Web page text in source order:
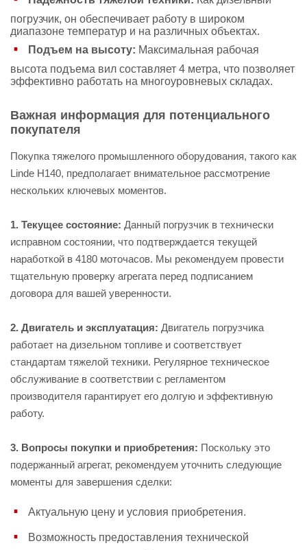
погрузчик, он обеспечивает работу в широком
диапазоне температур и на различных объектах.
Подъем на высоту: Максимальная рабочая
высота подъема вил составляет 4 метра, что позволяет
эффективно работать на многоуровневых складах.
Важная информация для потенциального
покупателя
Покупка тяжелого промышленного оборудования, такого как
Linde H140, предполагает внимательное рассмотрение
нескольких ключевых моментов.
1. Текущее состояние: Данный погрузчик в технически
исправном состоянии, что подтверждается текущей
наработкой в 4180 моточасов. Мы рекомендуем провести
тщательную проверку агрегата перед подписанием
договора для вашей уверенности.
2. Двигатель и эксплуатация: Двигатель погрузчика
работает на дизельном топливе и соответствует
стандартам тяжелой техники. Регулярное техническое
обслуживание в соответствии с регламентом
производителя гарантирует его долгую и эффективную
работу.
3. Вопросы покупки и приобретения: Поскольку это
подержанный агрегат, рекомендуем уточнить следующие
моменты для завершения сделки:
Актуальную цену и условия приобретения.
Возможность предоставления технической